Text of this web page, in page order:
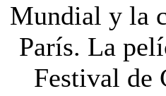
Mundial y la
París. La
Festival de